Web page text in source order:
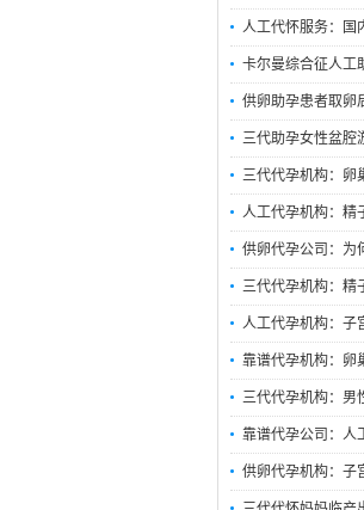
人工代怀服务：国
卡尔曼综合征人工
供卵助孕患者取卵
三代助孕女性盆腔
三代代孕机构：卵
人工代孕机构：精
供卵代孕公司：为
三代代孕机构：精
人工代孕机构：子
靠谱代孕机构：卵
三代代孕机构：男
靠谱代孕公司：人
供卵代孕机构：子